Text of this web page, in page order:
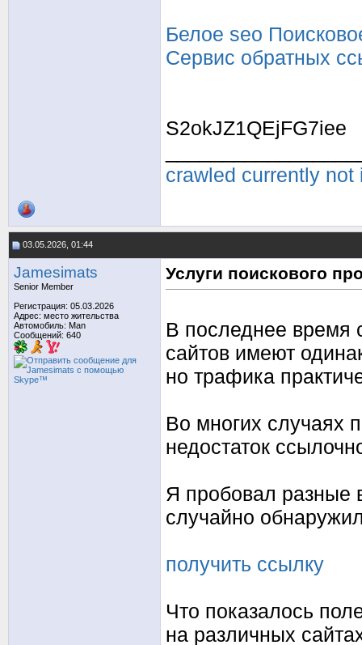
Белое seo
Сервис обратных
S2okJZ1QEjFG7iee
crawled currently not
03.05.2026, 01:44
Jamesimats
Senior Member
Регистрация: 05.03.2026
Адрес: место жительства
Автомобиль: Man
Сообщений: 640
Услуги поискового
В последнее время
сайтов имеют
но трафика
Во многих случаях
недостаток
Я пробовал разные
случайно
получить ссылку
Что показалось
на различных